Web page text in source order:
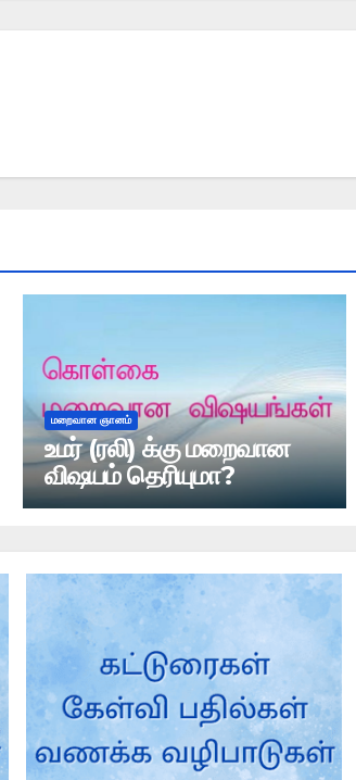
மறைவான ஞானம்
உமர் (ரலி) க்கு மறைவான
விஷயம் தெரியுமா?